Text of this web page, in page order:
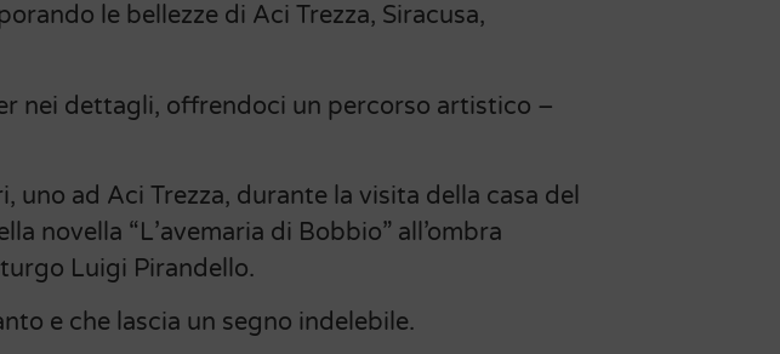
le bellezze di Aci Trezza, Siracusa,
nei dettagli, offrendoci un percorso artistico –
ad Aci Trezza, durante la visita della casa del
novella “L’avemaria di Bobbio” all’ombra
Luigi Pirandello.
e che lascia un segno indelebile.